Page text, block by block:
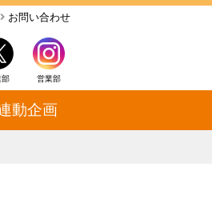
お問い合わせ
営業部
部
動企画